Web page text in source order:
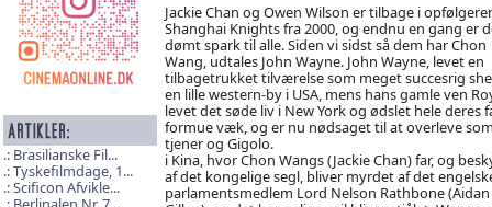
Brasilianske Fil...
Tyskefilmdage, 1...
Scificon Afvikle...
Jackie Chan og Owen Wilson er tilbage i
Shanghai Knights fra 2000, og endnu en gang er
dømt spark til alle. Siden vi sidst så dem har Chon
Wang, udtales John Wayne. John Wayne, levet en
tilbagetrukket tilværelse som meget succesrig
en lille western-by i USA, mens hans gamle ven
levet det søde liv i New York og ødslet hele deres
formue væk, og er nu nødsaget til at overleve
tjener og Gigolo.
i Kina, hvor Chon Wangs (Jackie Chan) far, og
af det kongelige segl, bliver myrdet af det
parlamentsmedlem Lord Nelson Rathbone (Aidan